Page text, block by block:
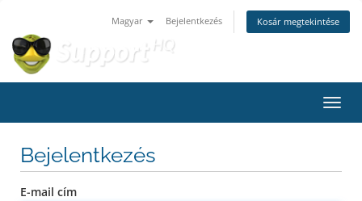
Magyar Bejelentkezés Kosár megtekintése
Bejelentkezés
E-mail cím